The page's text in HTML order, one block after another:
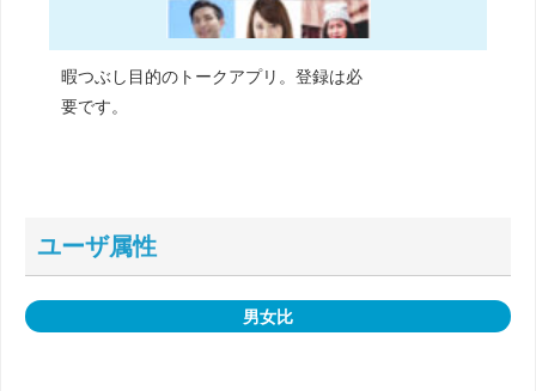
暇つぶし目的のトークアプリ。登録は必
要です。
ユーザ属性
男女比